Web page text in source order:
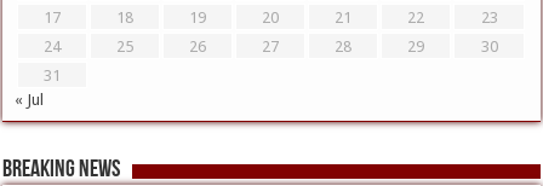
17
18 19 20 21 22
23
24
25 26 27 28 29
30
31
« Jul
Breaking News